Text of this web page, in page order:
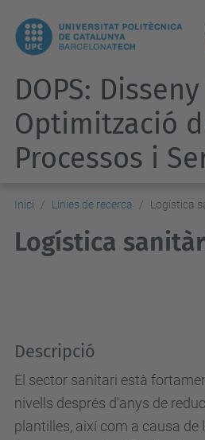
DOPS:
Optimització
Processos i
Inici Línies de recerca Logística
Logística
Descripció
El sector sanitari està
nivells després d'anys de
plantilles, així com a causa de